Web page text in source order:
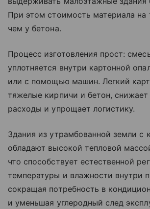
При этом стоимость материала на
чем у бетона.
Процесс изготовления прост:
уплотняется внутри картонной
или с помощью машин. Легкий
тяжелые кирпичи и бетон,
расходы и упрощает логистику.
Здания из утрамбованной земли с
обладают высокой тепловой
что способствует естественной
температуры и влажности внутри
сокращая потребность в
и уменьшая углеродный след